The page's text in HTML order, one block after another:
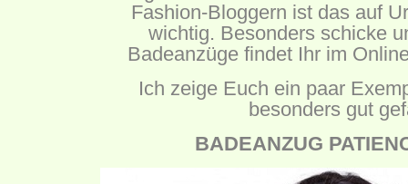
Fashion-Bloggern ist das auf
wichtig. Besonders schicke
Badeanzüge findet Ihr im
Ich zeige Euch ein paar
besonders gut
BADEANZUG